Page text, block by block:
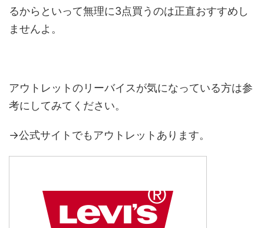
るからといって無理に3点買うのは正直おすすめし
ませんよ。
アウトレットのリーバイスが気になっている方は参
考にしてみてください。
→公式サイトでもアウトレットあります。